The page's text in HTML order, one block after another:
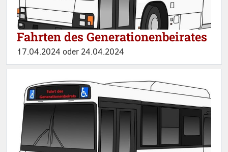
Fahrten des Generationenbeirates
17.04.2024 oder 24.04.2024